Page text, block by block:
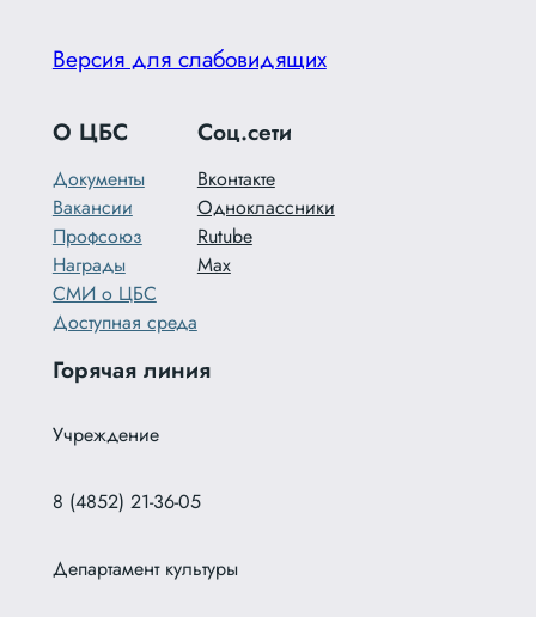
Версия для слабовидящих
О ЦБС
Документы
Вакансии
Профсоюз
Награды
СМИ о ЦБС
Доступная среда
Соц.сети
Вконтакте
Одноклассники
Rutube
Max
Горячая линия
Учреждение
8 (4852) 21-36-05
Департамент культуры